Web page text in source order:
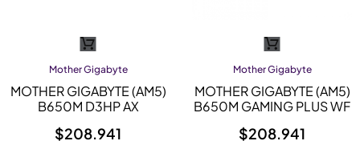
Mother Gigabyte
MOTHER GIGABYTE (AM5)
B650M D3HP AX
$208.941
Mother Gigabyte
MOTHER GIGABYTE (AM5)
B650M GAMING PLUS WF
$208.941